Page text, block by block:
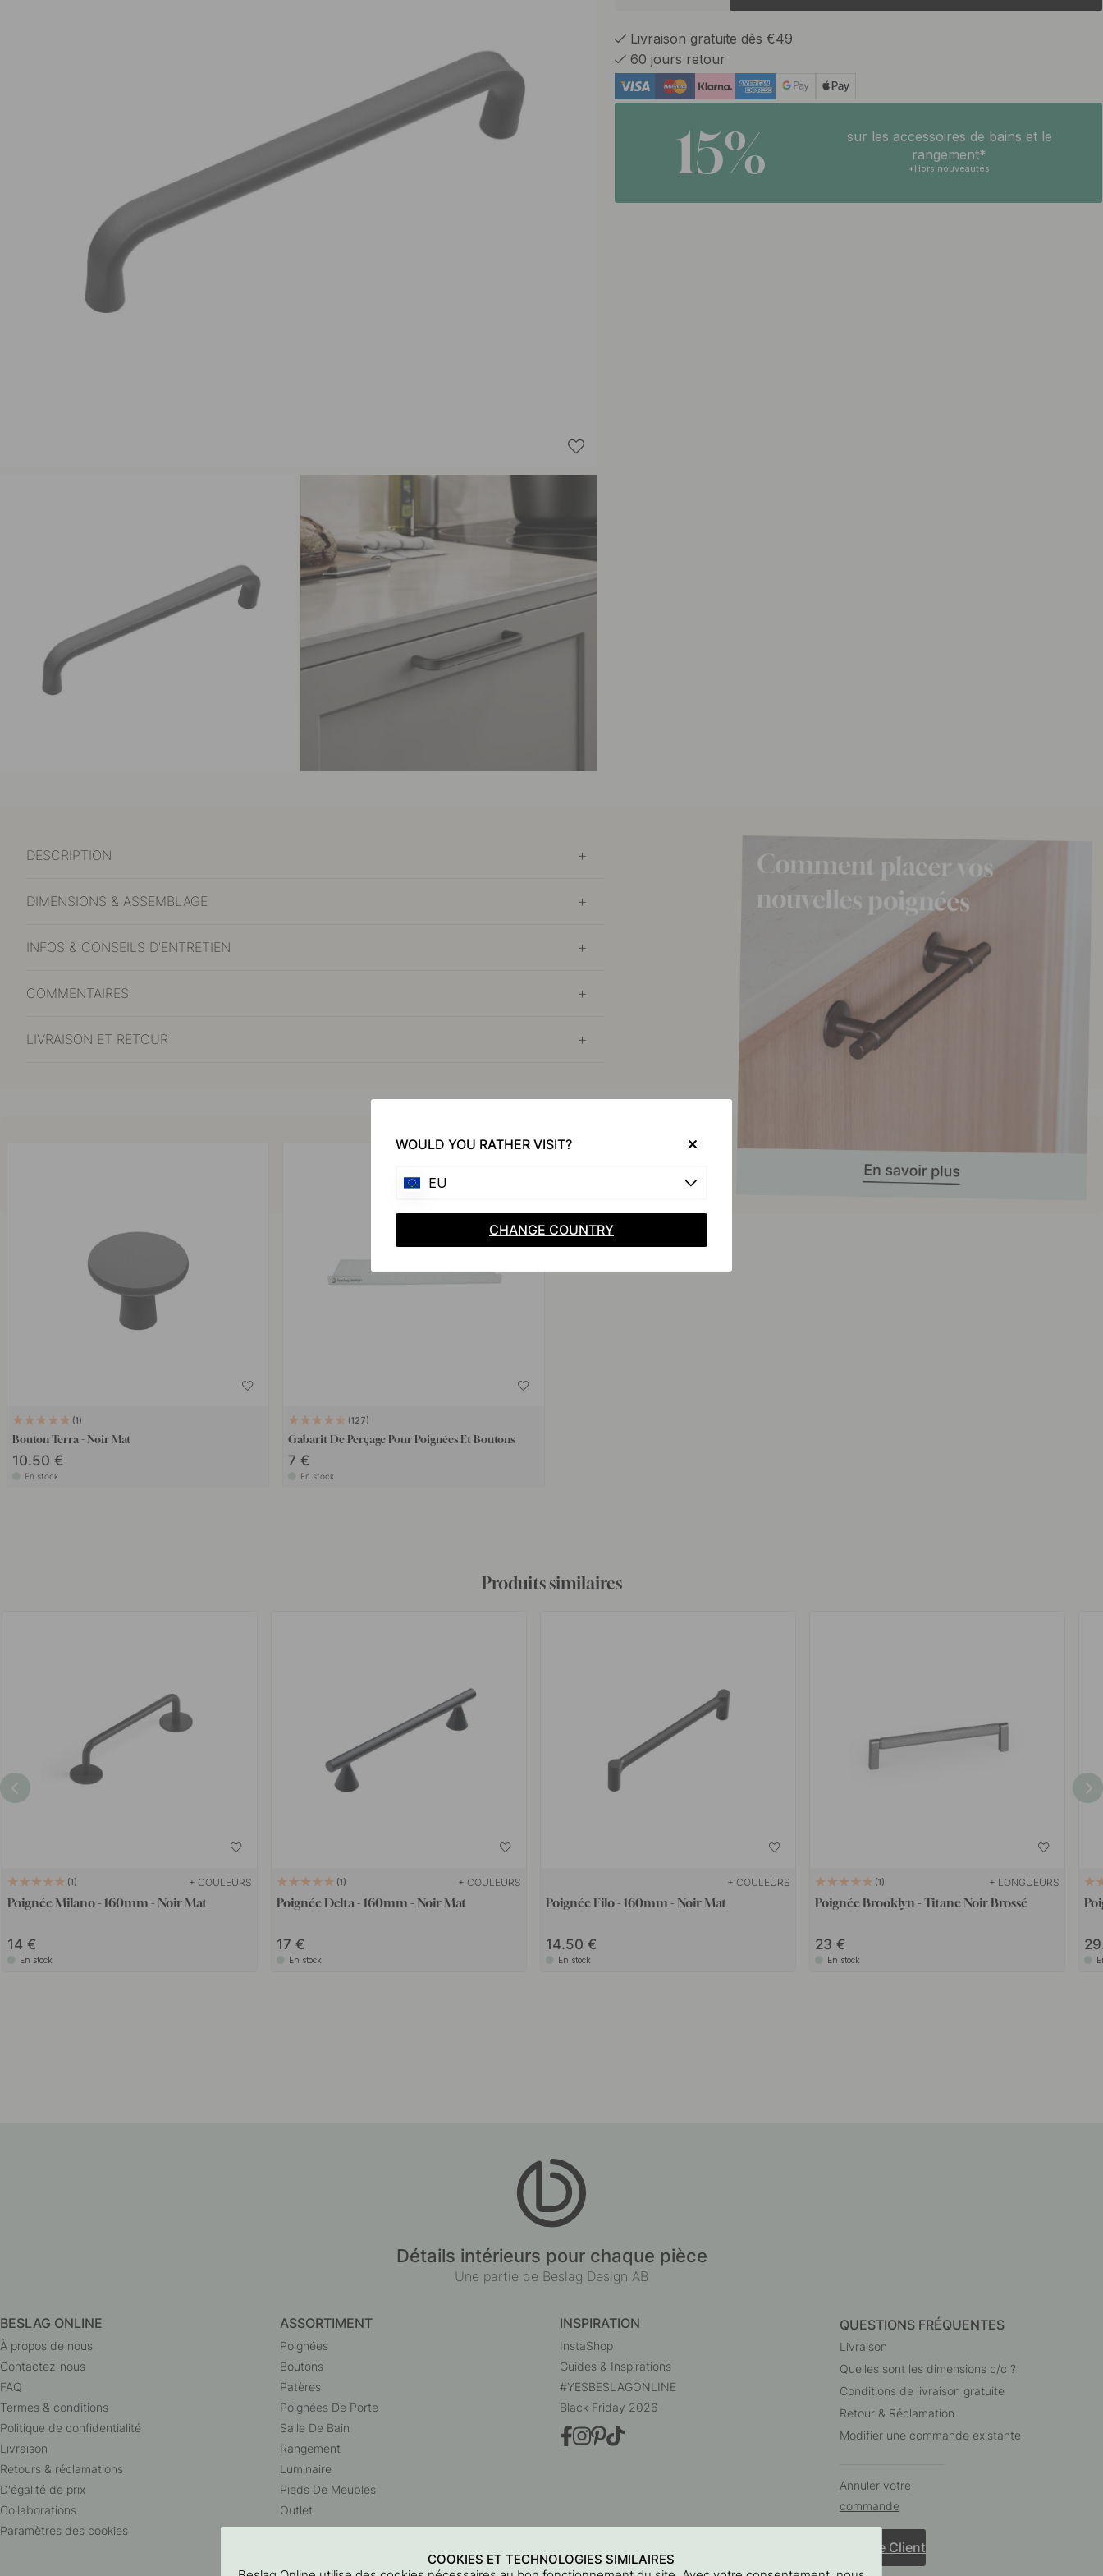
Livraison gratuite dès €49
60 jours retour
15%
sur les accessoires de bains et le
rangement*
*Hors nouveautés
DESCRIPTION
DIMENSIONS & ASSEMBLAGE
INFOS & CONSEILS D'ENTRETIEN
COMMENTAIRES
LIVRAISON ET RETOUR
1
Bouton Terra - Noir Mat
10.50 €
En stock
127
Gabarit De Perçage Pour Poignées Et Boutons
7 €
En stock
Produits similaires
1 + COULEURS
Poignée Milano - 160mm - Noir Mat
14
En stock
1 + COULEURS
Poignée Delta - 160mm - Noir Mat
17
En stock
+ COULEURS
Poignée Filo - 160mm - Noir Mat
14.50
En stock
1 + LONGUEURS
Poignée Brooklyn - Titane Noir Brossé
23
En stock
Détails intérieurs pour chaque pièce
Une partie de Beslag Design AB
BESLAG ONLINE
À propos de nous
Contactez-nous
FAQ
Termes & conditions
Politique de confidentialité
Livraison
Retours & réclamations
D'égalité de prix
Collaborations
Paramètres des cookies
ASSORTIMENT
Poignées
Boutons
Patères
Poignées De Porte
Salle De Bain
Rangement
Luminaire
Pieds De Meubles
Outlet
INSPIRATION
InstaShop
Guides & Inspirations
#YESBESLAGONLINE
Black Friday 2026
QUESTIONS FRÉQUENTES
Livraison
Quelles sont les dimensions c/c ?
Conditions de livraison gratuite
Retour & Réclamation
Modifier une commande existante
Annuler votre
commande
Service Client
COOKIES ET TECHNOLOGIES SIMILAIRES
WOULD YOU RATHER VISIT?
EU
CHANGE COUNTRY